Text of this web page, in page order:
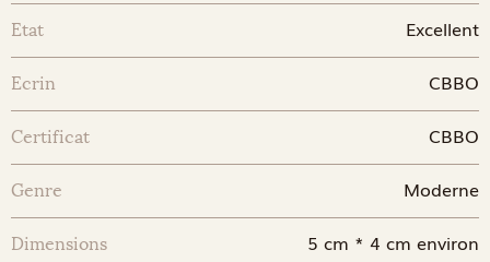
Etat Excellent
Ecrin CBBO
Certificat CBBO
Genre Moderne
Dimensions 5 cm * 4 cm environ